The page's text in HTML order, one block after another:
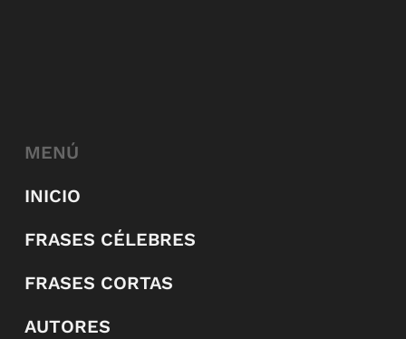
MENÚ
INICIO
FRASES CÉLEBRES
FRASES CORTAS
AUTORES